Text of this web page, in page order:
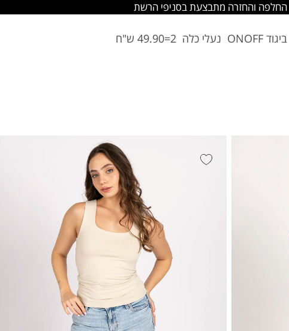
החלפה והחזרה מתבצעת בסניפי הרשת
ביגוד ONOFF נעלי כלה 2=49.90 ש"ח